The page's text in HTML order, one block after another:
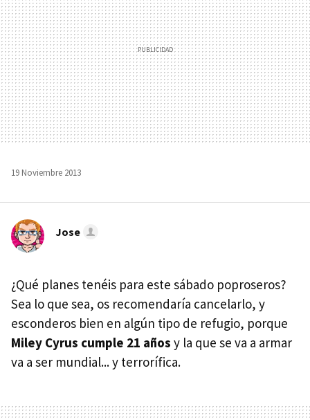
19 Noviembre 2013
Jose
¿Qué planes tenéis para este sábado poproseros?
Sea lo que sea, os recomendaría cancelarlo, y
esconderos bien en algún tipo de refugio, porque
Miley Cyrus cumple 21 años y la que se va a armar
va a ser mundial... y terrorífica.